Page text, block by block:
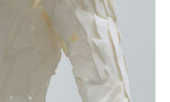
Artist